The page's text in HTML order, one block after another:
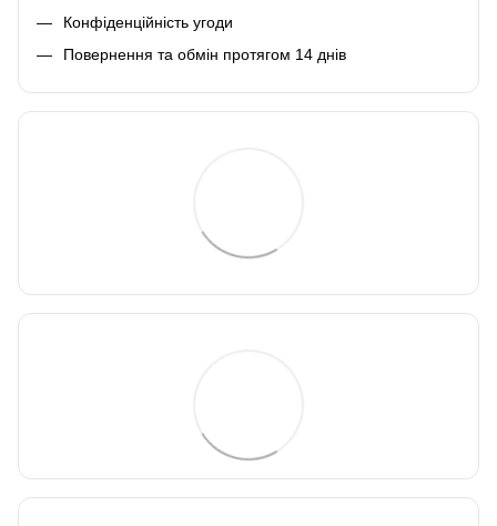
Конфіденційність угоди
Повернення та обмін протягом 14 днів